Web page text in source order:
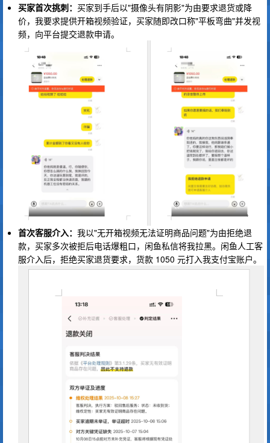
买家首次挑刺： 买家到手后以"摄像头有阴影"为由要求退货或降
价，我要求提供开箱视频验证，买家随即改口称"平板弯曲"并发视
频，向平台提交退款申请。
首次客服介入： 我以"无开箱视频无法证明商品问题"为由拒绝退
款，买家多次被拒后电话爆粗口，闲鱼私信将我拉黑。闲鱼人工客
服介入后，拒绝买家退货要求，货款 1050 元打入我支付宝账户。